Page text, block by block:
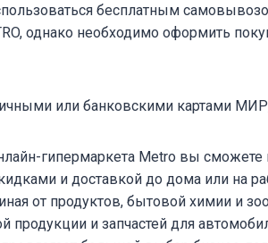
бесплатным
однако необходимо оформить
или банковскими картами МИР,
гипермаркета Мetro вы сможете
и доставкой до дома или на
от продуктов, бытовой химии и
продукции и запчастей для